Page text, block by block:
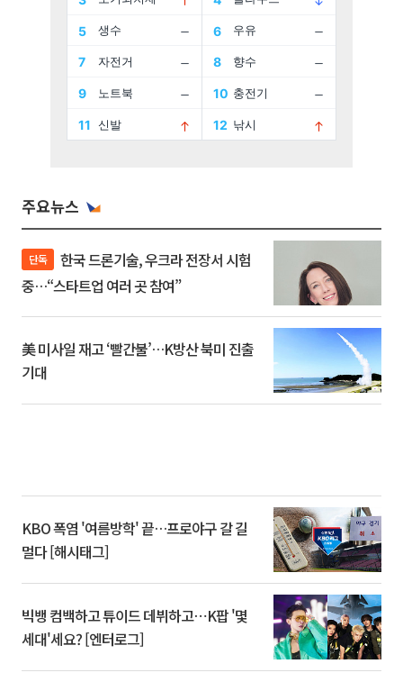
주요뉴스
단독
중…“스타트업 여러 곳 참여”
美 미사일 재고 ‘빨간불’…K방산 북미 진출
기대
KBO 폭염 '여름방학' 끝…프로야구 갈 길
멀다 [해시태그]
빅뱅 컴백하고 튜이드 데뷔하고⋯K팝 '몇
세대'세요? [엔터로그]